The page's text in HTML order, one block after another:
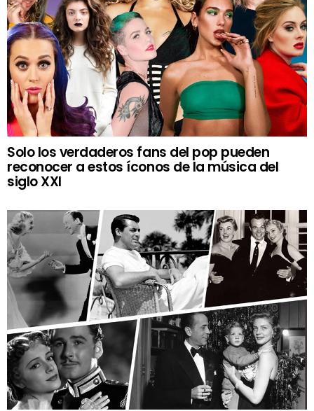
Solo los verdaderos fans del pop pueden
reconocer a estos íconos de la música del
siglo XXI